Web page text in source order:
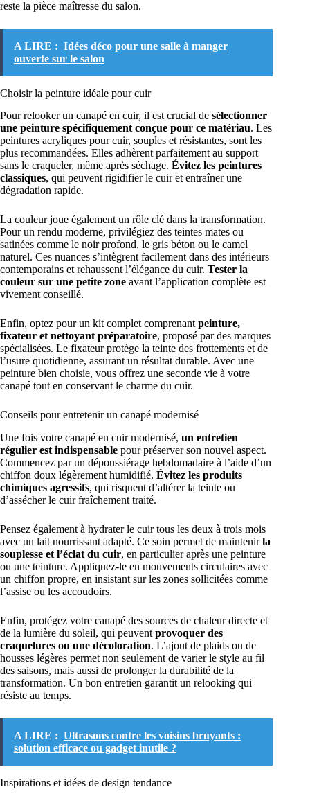
reste la pièce maîtresse du salon.
A LIRE : Idées déco pour une salle à manger
ouverte sur le salon
Choisir la peinture idéale pour cuir
Pour relooker un canapé en cuir, il est crucial de sélectionner
une peinture spécifiquement conçue pour ce matériau. Les
peintures acryliques pour cuir, souples et résistantes, sont les
plus recommandées. Elles adhèrent parfaitement au support
sans le craqueler, même après séchage. Évitez les peintures
classiques, qui peuvent rigidifier le cuir et entraîner une
dégradation rapide.
La couleur joue également un rôle clé dans la transformation.
Pour un rendu moderne, privilégiez des teintes mates ou
satinées comme le noir profond, le gris béton ou le camel
naturel. Ces nuances s’intègrent facilement dans des intérieurs
contemporains et rehaussent l’élégance du cuir. Tester la
couleur sur une petite zone avant l’application complète est
vivement conseillé.
Enfin, optez pour un kit complet comprenantpeinture,
fixateur et nettoyant préparatoire, proposé par des marques
spécialisées. Le fixateur protège la teinte des frottements et de
l’usure quotidienne, assurant un résultat durable. Avec une
peinture bien choisie, vous offrez une seconde vie à votre
canapé tout en conservant le charme du cuir.
Conseils pour entretenir un canapé modernisé
Une fois votre canapé en cuir modernisé, un entretien
régulier est indispensable pour préserver son nouvel aspect.
Commencez par un dépoussiérage hebdomadaire à l’aide d’un
chiffon doux légèrement humidifié. Évitez les produits
chimiques agressifs, qui risquent d’altérer la teinte ou
d’assécher le cuir fraîchement traité.
Pensez également à hydrater le cuir tous les deux à trois mois
avec un lait nourrissant adapté. Ce soin permet de maintenirla
souplesse et l’éclat du cuir, en particulier après une peinture
ou une teinture. Appliquez-le en mouvements circulaires avec
un chiffon propre, en insistant sur les zones sollicitées comme
l’assise ou les accoudoirs.
Enfin, protégez votre canapé des sources de chaleur directe et
de la lumière du soleil, qui peuvent provoquer des
craquelures ou une décoloration. L’ajout de plaids ou de
housses légères permet non seulement de varier le style au fil
des saisons, mais aussi de prolonger la durabilité de la
transformation. Un bon entretien garantit un relooking qui
résiste au temps.
A LIRE : Ultrasons contre les voisins bruyants :
solution efficace ou gadget inutile ?
Inspirations et idées de design tendance